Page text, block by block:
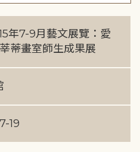
年7-9月藝文展覽：愛
蒂畫室師生成果展
19